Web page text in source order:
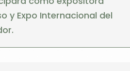
y Expo Internacional del